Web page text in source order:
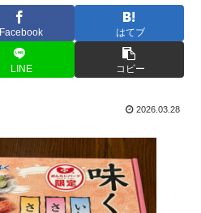
Facebook はてブ
LINE コピー
2026.03.28